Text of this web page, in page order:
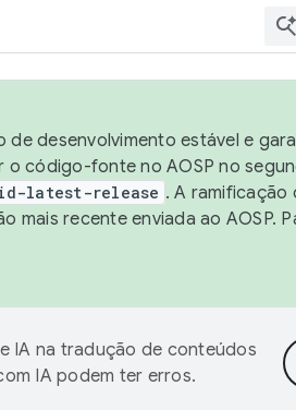
de desenvolvimento estável e
código-fonte no AOSP no
latest-release . A
mais recente enviada ao AOSP.
IA na tradução de conteúdos
IA podem ter erros.